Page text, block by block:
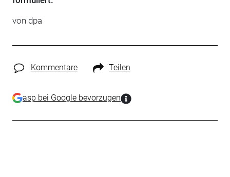
von dpa
Kommentare Teilen
asp bei Google bevorzugen